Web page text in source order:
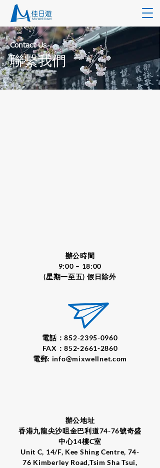
Contact Us
​聯繫我們
辦公時間
9:00 – 18:00
(星期一至五) 假日除外
電話：852-2395-0960
FAX：852-2661-2860
電郵: info@mixwellnet.com
辦公地址
香港九龍尖沙咀金巴利道74-76號奇盛
中心14樓C室
Unit C, 14/F, Kee Shing Centre, 74-
76 Kimberley Road,Tsim Sha Tsui,